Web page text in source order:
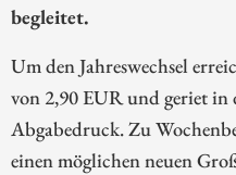
begleitet.
Um den Jahreswechsel
von 2,90 EUR und geriet in
Abgabedruck. Zu
einen möglichen neuen